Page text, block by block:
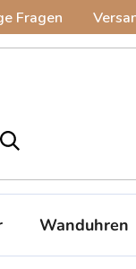
Fragen
Wanduhren